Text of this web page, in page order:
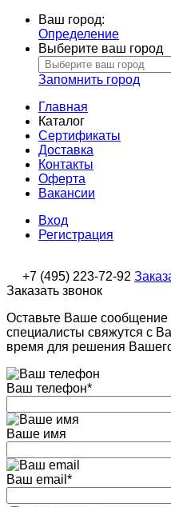
Ваш город:
Определение
Выберите ваш город
Запомнить город
Главная
Каталог
Сертификаты
Доставка
Контакты
Оферта
Вакансии
Вход
Регистрация
+7 (495) 223-72-92
Заказать звонок
Оставьте Ваше
специалисты свяжутся с
время для решения
Ваш телефон*
Ваше имя
Ваш email *